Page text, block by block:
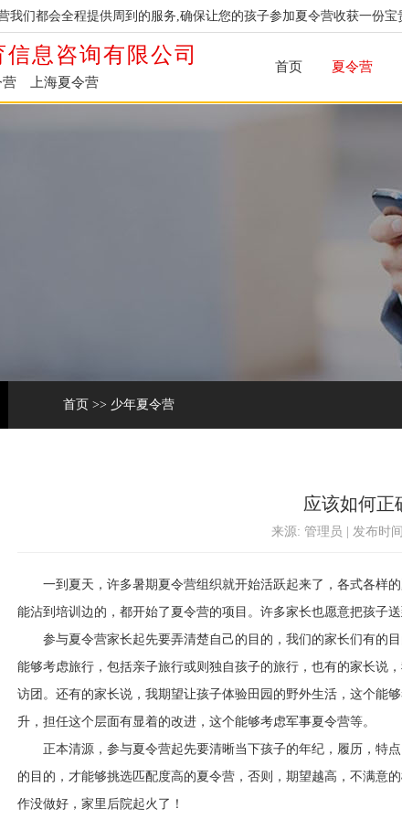
我们都会全程提供周到的服务,确保让您的孩子参加夏令营收获一份
信息咨询有限公司
营 上海夏令营
首页 夏令营
首页 >> 少年夏令营
应该如何正
来源: 管理员 | 发布时
一到夏天，许多暑期夏令营组织就开始活跃起来了，各式各样的
能沾到培训边的，都开始了夏令营的项目。许多家长也愿意把孩子送
参与夏令营家长起先要弄清楚自己的目的，我们的家长们有的目
能够考虑旅行，包括亲子旅行或则独自孩子的旅行，也有的家长说
访团。还有的家长说，我期望让孩子体验田园的野外生活，这个能
升，担任这个层面有显着的改进，这个能够考虑军事夏令营等。
正本清源，参与夏令营起先要清晰当下孩子的年纪，履历，特点
的目的，才能够挑选匹配度高的夏令营，否则，期望越高，不满意
作没做好，家里后院起火了！